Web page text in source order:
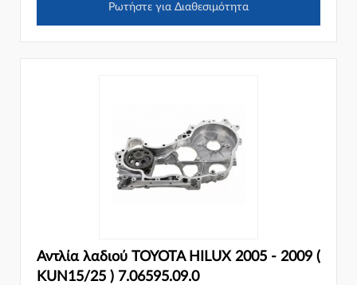
Ρωτήστε για Διαθεσιμότητα
Αντλία λαδιού TOYOTA HILUX 2005 - 2009 (
KUN15/25 ) 7.06595.09.0